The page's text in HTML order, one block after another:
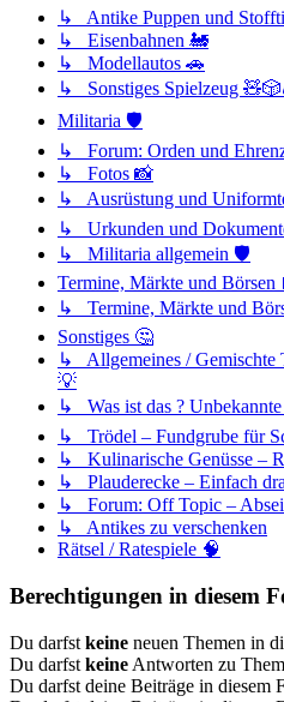
↳ Antike Puppen und
↳ Eisenbahnen 🚂
↳ Modellautos 🚗
↳ Sonstiges Spielzeug
Militaria 🛡️
↳ Forum: Orden und
↳ Fotos 📸
↳ Ausrüstung und
↳ Urkunden und
↳ Militaria allgemein 🛡️
Termine, Märkte und Börsen
↳ Termine, Märkte und
Sonstiges 🤔
↳ Allgemeines / Gemischte
💡
↳ Was ist das ?
↳ Trödel – Fundgrube für
↳ Kulinarische Genüsse –
↳ Plauderecke – Einfach
↳ Forum: Off Topic –
↳ Antikes zu verschenken
Rätsel / Ratespiele 🧠
Berechtigungen in diesem
Du darfst keine neuen Themen in
Du darfst keine Antworten zu
Du darfst deine Beiträge in diesem